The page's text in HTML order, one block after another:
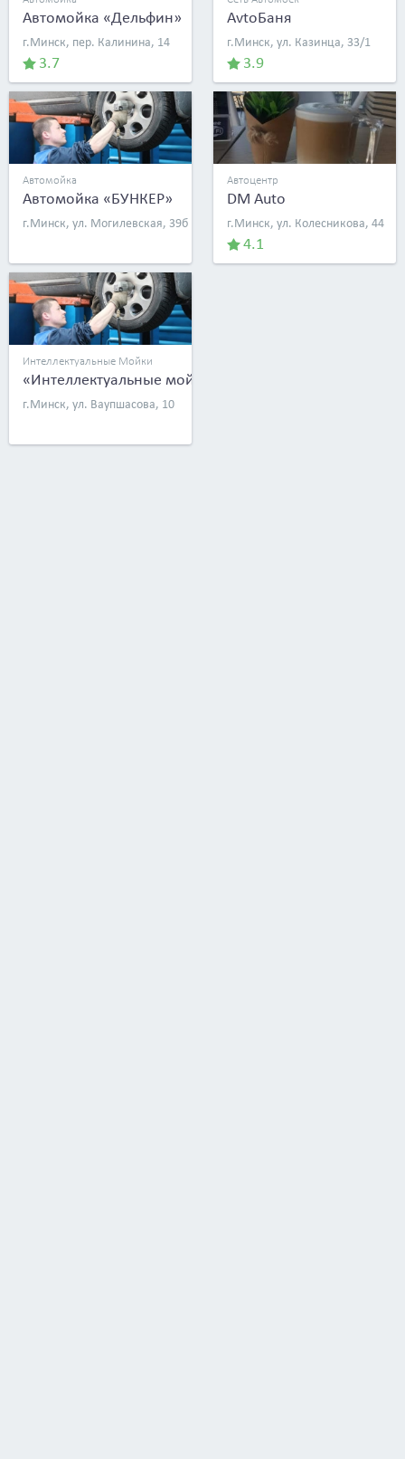
Автомойка «Дельфин»
г.Минск, пер. Калинина, 14
3.7
AvtoБаня
г.Минск, ул. Казинца, 33/1
3.9
Автомойка
Автомойка «БУНКЕР»
г.Минск, ул. Могилевская, 39б
Автоцентр
DM Auto
г.Минск, ул. Колесникова, 44
4.1
Интеллектуальные Мойки
«Интеллектуальные мойки»
г.Минск, ул. Ваупшасова, 10